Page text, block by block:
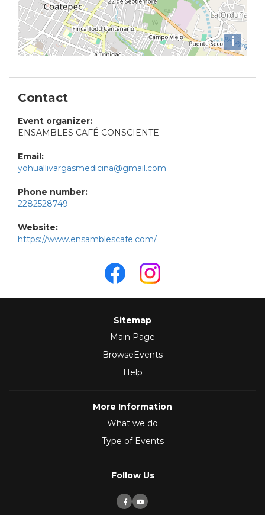
i
Contact
Event organizer:
ENSAMBLES CAFÉ CONSCIENTE
Email:
yohuallivargasmedicina@gmail.com
Phone number:
2282528749
Website:
https://www.ensamblescafe.com/
Sitemap
Main Page
BrowseEvents
Help
More Information
What we do
Type of Events
Follow Us